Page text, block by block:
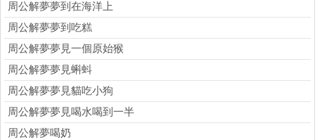
周公解夢夢到在海洋上
周公解夢夢到吃糕
周公解夢夢見一個原始猴
周公解夢夢見蝌蚪
周公解夢夢見貓吃小狗
周公解夢夢見喝水喝到一半
周公解夢喝奶